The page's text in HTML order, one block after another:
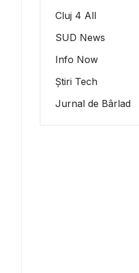
Cluj 4 All
SUD News
Info Now
Știri Tech
Jurnal de Bârlad